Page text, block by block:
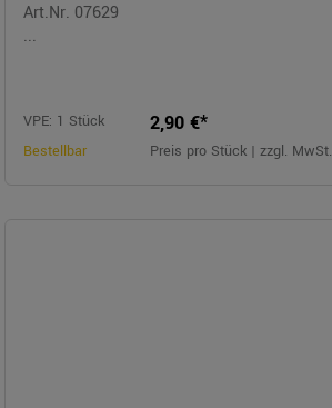
Art.Nr. 07629
...
VPE: 1 Stück
Bestellbar
2,90 €*
Preis pro Stück | zzgl. MwSt.